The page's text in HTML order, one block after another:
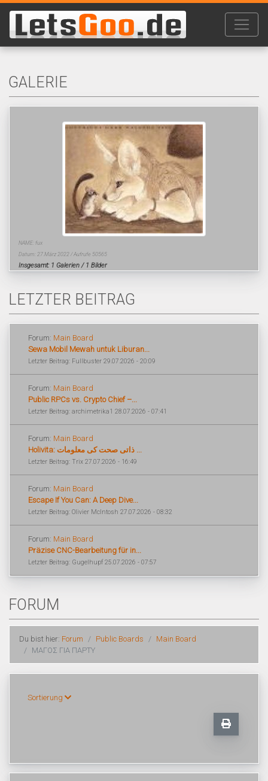
GALERIE
NAME: fux
Datum: 27.März 2022 / Aufrufe 50565
Insgesamt: 1 Galerien / 1 Bilder
LETZTER BEITRAG
Forum: Main Board
Sewa Mobil Mewah untuk Liburan...
Letzter Beitrag: Fullbuster 29.07.2026 - 20:09
Forum: Main Board
Public RPCs vs. Crypto Chief –...
Letzter Beitrag: archimetrika1 28.07.2026 - 07:41
Forum: Main Board
Holivita: ذاتی صحت کی معلومات ...
Letzter Beitrag: Trix 27.07.2026 - 16:49
Forum: Main Board
Escape If You Can: A Deep Dive...
Letzter Beitrag: Olivier McIntosh 27.07.2026 - 08:32
Forum: Main Board
Präzise CNC-Bearbeitung für in...
Letzter Beitrag: Gugelhupf 25.07.2026 - 07:57
FORUM
Du bist hier: Forum Public Boards
Main Board
ΜΑΓΟΣ ΓΙΑ ΠΑΡΤΥ
Sortierung